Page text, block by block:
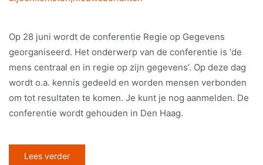
Op 28 juni wordt de conferentie Regie op Gegevens
georganiseerd. Het onderwerp van de conferentie is ‘de
mens centraal en in regie op zijn gegevens’. Op deze dag
wordt o.a. kennis gedeeld en worden mensen verbonden
om tot resultaten te komen. Je kunt je nog aanmelden. De
conferentie wordt gehouden in Den Haag.
Lees verder